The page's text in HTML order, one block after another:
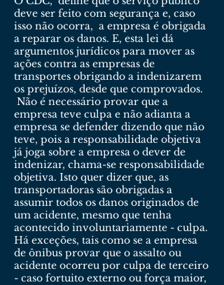
deve ser feito com segurança e, caso
isso não ocorra, a empresa é obrigada
a reparar os danos. E, esta lei dá
argumentos jurídicos para mover as
ações contra as empresas de
transportes obrigando a indenizarem
os prejuízos, desde que comprovados.
Não é necessário provar que a
empresa teve culpa e não adianta a
empresa se defender dizendo que não
teve, pois a responsabilidade objetiva
já joga sobre a empresa o dever de
indenizar, chama-se responsabilidade
objetiva. Isto quer dizer que, as
transportadoras são obrigadas a
assumir todos os danos originados de
um acidente, mesmo que tenha
acontecido involuntariamente - culpa.
Há exceções, tais como se a empresa
de ônibus provar que o assalto ou
acidente ocorreu por culpa de terceiro
- caso fortuito externo ou força maior,